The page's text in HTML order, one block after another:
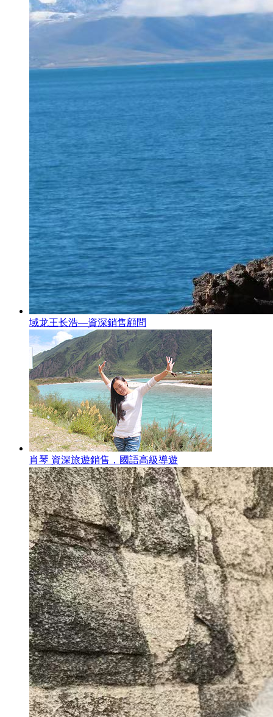
域龙王长浩—資深銷售顧問
肖琴 資深旅遊銷售，國語高級導遊